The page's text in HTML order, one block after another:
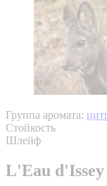
Группа аромата:
Стойкость
Шлейф
L'Eau